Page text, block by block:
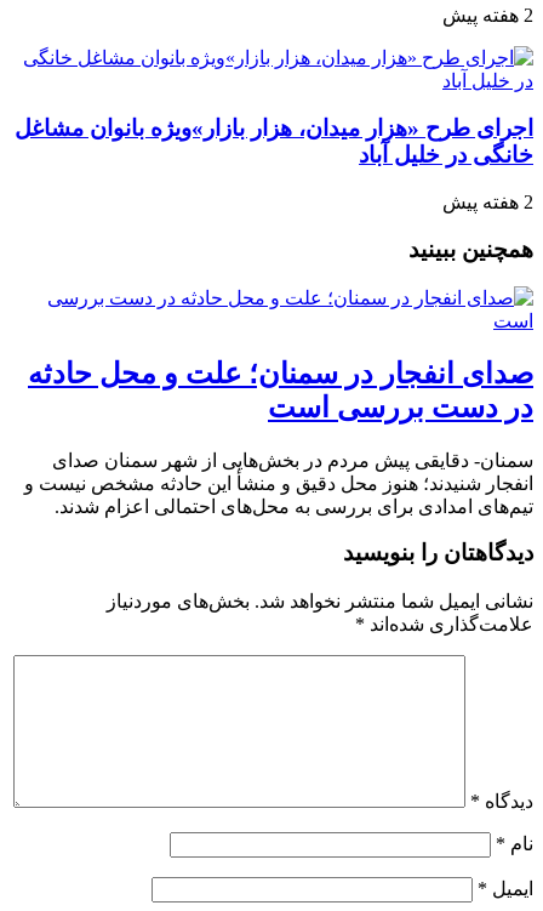
2 هفته پیش
اجرای طرح «هزار میدان، هزار بازار»ویژه بانوان مشاغل
خانگی در خلیل آباد
2 هفته پیش
همچنین ببینید
صدای انفجار در سمنان؛ علت و محل حادثه
در دست بررسی است
سمنان- دقایقی پیش مردم در بخش‌هایی از شهر سمنان صدای
انفجار شنیدند؛ هنوز محل دقیق و منشأ این حادثه مشخص نیست و
تیم‌های امدادی برای بررسی به محل‌های احتمالی اعزام شدند.
دیدگاهتان را بنویسید
نشانی ایمیل شما منتشر نخواهد شد. بخش‌های موردنیاز
علامت‌گذاری شده‌اند *
دیدگاه *
نام *
ایمیل *